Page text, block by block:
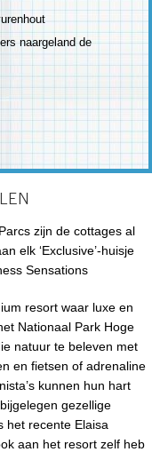
naargeland de
zijn de cottages al
elk ‘Exclusive’-huisje
Sensations
resort waar luxe en
Nationaal Park Hoge
natuur te beleven met
en fietsen of adrenaline
kunnen hun hart
gezellige
het recente Elaisa
aan het resort zelf heb